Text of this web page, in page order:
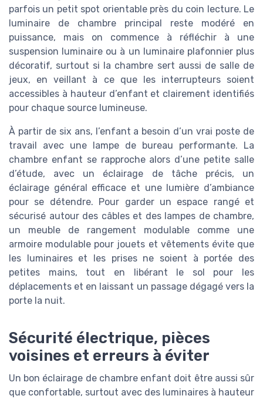
parfois un petit spot orientable près du coin lecture. Le
luminaire de chambre principal reste modéré en
puissance, mais on commence à réfléchir à une
suspension luminaire ou à un luminaire plafonnier plus
décoratif, surtout si la chambre sert aussi de salle de
jeux, en veillant à ce que les interrupteurs soient
accessibles à hauteur d’enfant et clairement identifiés
pour chaque source lumineuse.
À partir de six ans, l’enfant a besoin d’un vrai poste de
travail avec une lampe de bureau performante. La
chambre enfant se rapproche alors d’une petite salle
d’étude, avec un éclairage de tâche précis, un
éclairage général efficace et une lumière d’ambiance
pour se détendre. Pour garder un espace rangé et
sécurisé autour des câbles et des lampes de chambre,
un meuble de rangement modulable comme une
armoire modulable pour jouets et vêtements évite que
les luminaires et les prises ne soient à portée des
petites mains, tout en libérant le sol pour les
déplacements et en laissant un passage dégagé vers la
porte la nuit.
Sécurité électrique, pièces
voisines et erreurs à éviter
Un bon éclairage de chambre enfant doit être aussi sûr
que confortable, surtout avec des luminaires à hauteur